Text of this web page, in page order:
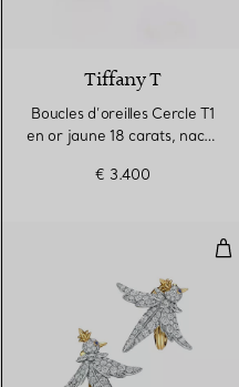
Tiffany T
Boucles d’oreilles Cercle T1
en or jaune 18 carats, nacre
€ 3.400